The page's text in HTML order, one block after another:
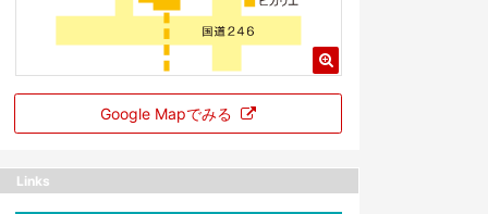
Google Mapでみる
Links